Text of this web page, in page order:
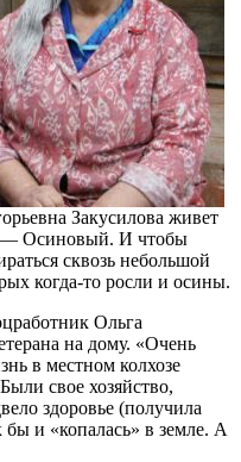
Закусилова живет
— Осиновый. И чтобы
сквозь небольшой
когда-то росли и осины.
Ольга
на дому. «Очень
в местном колхозе
свое хозяйство,
здоровье (получила
и «копалась» в земле. А